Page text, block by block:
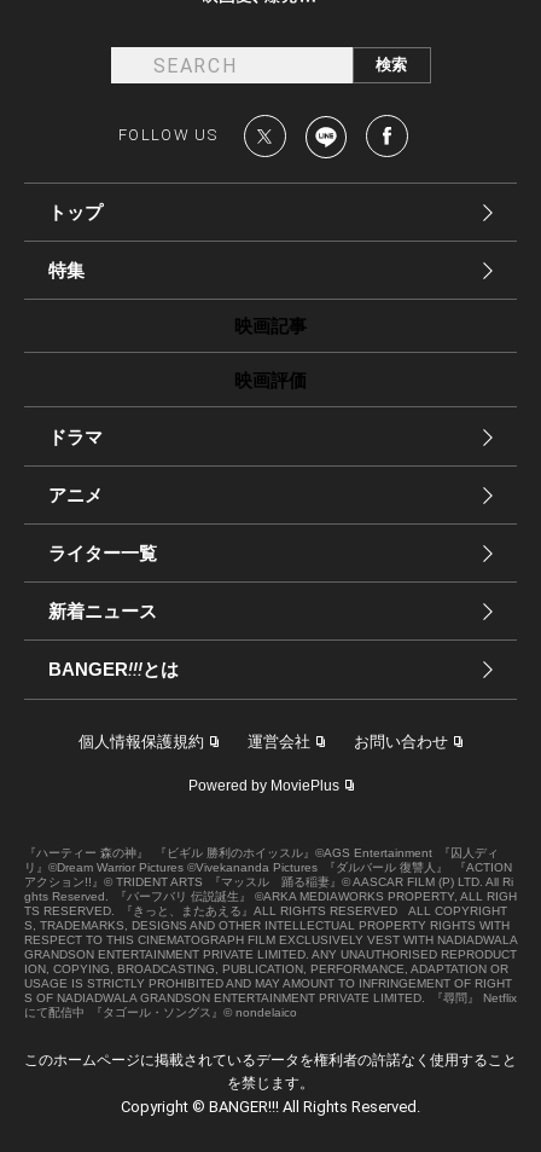
FOLLOW US
トップ
特集
映画記事
映画評価
ドラマ
アニメ
ライター一覧
新着ニュース
BANGER!!!とは
個人情報保護規約 運営会社 お問い合わせ
Powered by MoviePlus
『ハーティー 森の神』 『ビギル 勝利のホイッスル』©AGS Entertainment
『囚人ディ
リ』©Dream Warrior Pictures ©Vivekananda Pictures
『ダルバール 復讐人』
『ACTION
アクション!!』© TRIDENT ARTS
『マッスル 踊る稲妻』© AASCAR FILM (P) LTD. All Ri
ghts Reserved.
『バーフバリ 伝説誕生』 ©ARKA MEDIAWORKS PROPERTY, ALL RIGH
TS RESERVED.
『きっと、またあえる』ALL RIGHTS RESERVED ALL COPYRIGHT
S, TRADEMARKS, DESIGNS AND OTHER INTELLECTUAL PROPERTY RIGHTS WITH
RESPECT TO THIS CINEMATOGRAPH FILM EXCLUSIVELY VEST WITH NADIADWALA
GRANDSON ENTERTAINMENT PRIVATE LIMITED. ANY UNAUTHORISED REPRODUCT
ION, COPYING, BROADCASTING, PUBLICATION, PERFORMANCE, ADAPTATION OR
USAGE IS STRICTLY PROHIBITED AND MAY AMOUNT TO INFRINGEMENT OF RIGHT
S OF NADIADWALA GRANDSON ENTERTAINMENT PRIVATE LIMITED.
『尋問』 Netflix
にて配信中
『タゴール・ソングス』© nondelaico
このホームページに掲載されているデータを権利者の許諾なく使用すること
を禁じます。
Copyright © BANGER!!! All Rights Reserved.